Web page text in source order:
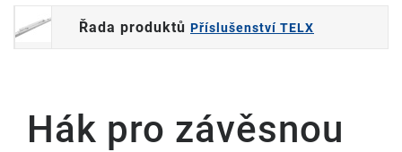
Řada produktů Příslušenství TELX
Hák pro závěsnou